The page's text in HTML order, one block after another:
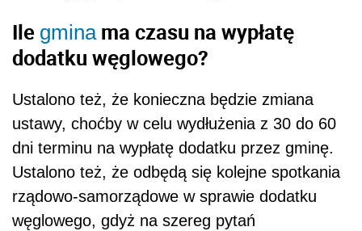
Ile gminama czasu na wypłatę
dodatku węglowego?
Ustalono też, że konieczna będzie zmiana
ustawy, choćby w celu wydłużenia z 30 do 60
dni terminu na wypłatę dodatku przez gminę.
Ustalono też, że odbędą się kolejne spotkania
rządowo-samorządowe w sprawie dodatku
węglowego, gdyż na szereg pytań